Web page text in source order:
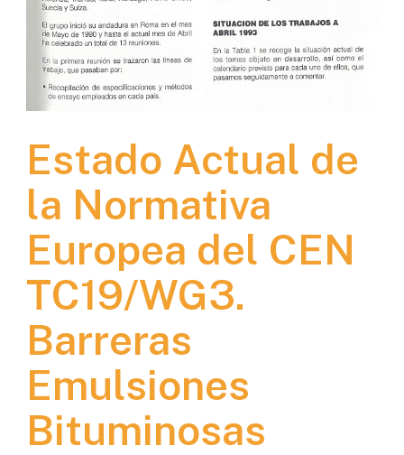
Estado Actual de
la Normativa
Europea del CEN
TC19/WG3.
Barreras
Emulsiones
Bituminosas